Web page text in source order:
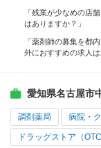
「残業が少なめの店
はありますか？」
「薬剤師の募集を都
外におすすめの求人
愛知県名古屋市
調剤薬局 病院・
ドラッグストア（OTC